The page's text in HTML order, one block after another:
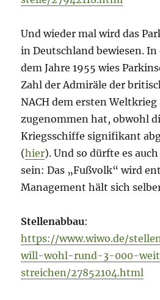
Und wieder mal wird das
in Deutschland bewiesen.
dem Jahre 1955 wies
Zahl der Admiräle der
NACH dem ersten
zugenommen hat, obwohl
Kriegsschiffe signifikant
(hier). Und so dürfte es
sein: Das „Fußvolk“ wird
Management hält sich
Stellenabbau:
https://www.wiwo.de/
will-wohl-rund-3-000-
streichen/27852104.html